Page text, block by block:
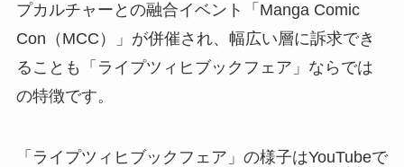
プカルチャーとの融合イベント「Manga Comic
Con（MCC）」が併催され、幅広い層に訴求でき
ることも「ライプツィヒブックフェア」ならでは
の特徴です。
「ライプツィヒブックフェア」の様子はYouTubeで